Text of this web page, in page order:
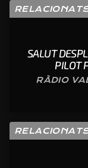
SALUT
PILOT
RÀDIO